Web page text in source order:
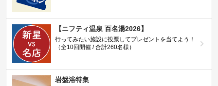
【ニフティ温泉 百名湯2026】
行ってみたい施設に投票してプレゼントを当てよう！
（全10回開催 / 合計260名様）
岩盤浴特集